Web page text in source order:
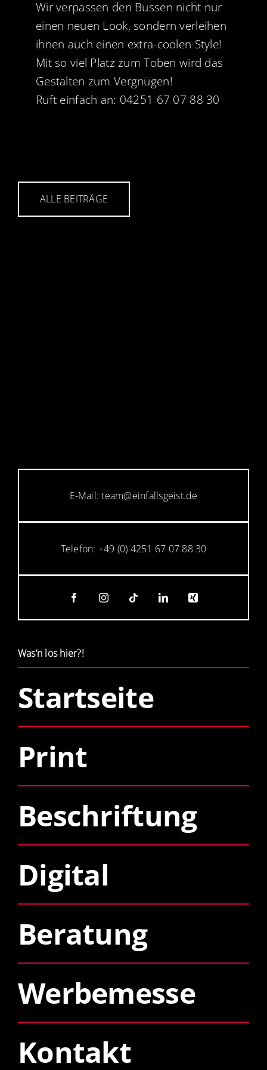
Wir verpassen den Bussen nicht nur
einen neuen Look, sondern verleihen
ihnen auch einen extra-coolen Style!
Mit so viel Platz zum Toben wird das
Gestalten zum Vergnügen!
Ruft einfach an: 04251 67 07 88 30
ALLE BEITRÄGE
E-Mail: team@einfallsgeist.de
Telefon: +49 (0) 4251 67 07 88 30
Was’n los hier?!
Startseite
Print
Beschriftung
Digital
Beratung
Werbemesse
Kontakt